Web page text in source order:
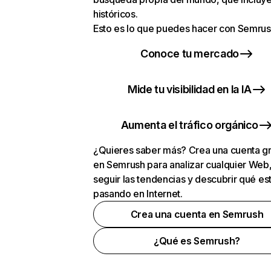
históricos.
Esto es lo que puedes hacer con
Conoce tu mercado
Mide tu visibilidad en la IA
Aumenta el tráfico orgánico
¿Quieres saber más? Crea una cuenta
en Semrush para analizar cualquier
seguir las tendencias y descubrir qué
pasando en Internet.
Crea una cuenta en Semrush
¿Qué es Semrush?